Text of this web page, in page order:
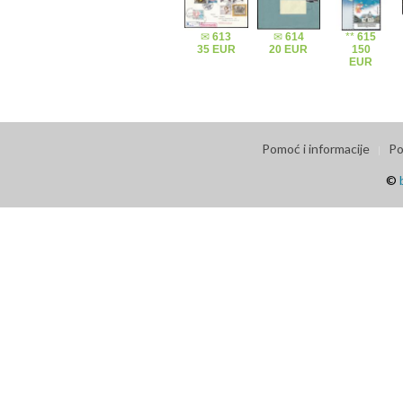
✉613
35 EUR
✉ 614
20 EUR
**615
150
EUR
Pomoć i informacije
©